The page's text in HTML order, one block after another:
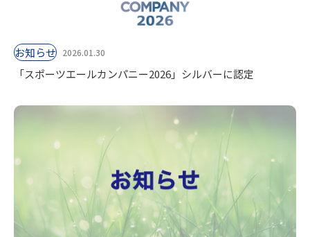
お知らせ 2026.01.30
「スポーツエールカンパニー2026」シルバーに認定